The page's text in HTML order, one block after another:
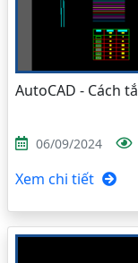
AutoCAD - Cách
06/09/2024
Xem chi tiết